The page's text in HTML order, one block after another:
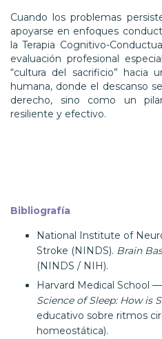
Cuando los problemas
apoyarse en enfoques
la Terapia Cognitivo-
evaluación profesional
“cultura del sacrificio” hacia
humana, donde el descanso
derecho, sino como un
resiliente y efectivo.
Bibliografía
National Institute of
Stroke (NINDS). Brain
(NINDS / NIH).
Harvard Medical School
Science of Sleep: How is
educativo sobre ritmos
homeostática).